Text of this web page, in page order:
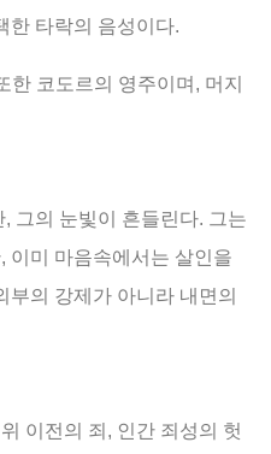
한 타락의 음성이다.
한 코도르의 영주이며 , 머지
, 그의 눈빛이 흔들린다. 그는
, 이미 마음속에서는 살인을
부의 강제가 아니라 내면의
이전의 죄 , 인간 죄성의 헛